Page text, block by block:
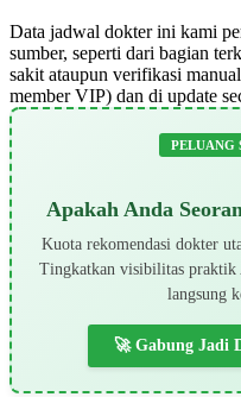
Data jadwal dokter ini kami
sumber, seperti dari bagian
sakit ataupun verifikasi
member VIP) dan di update
PELUANG
Apakah Anda
Kuota rekomendasi dokter
Tingkatkan visibilitas praktik
langsung
🚀 Gabung Jadi